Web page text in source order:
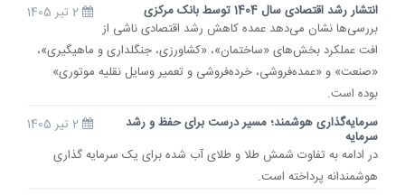
انتشار رشد اقتصادی سال 1404 توسط بانک مرکزی
بررسی‌ها نشان می‌دهد عمده کاهش رشد اقتصادی ناشی از
افت عملکرد بخش‌های «ساختمان»، «کشاورزی، جنگلداری و ماهیگیری»،
«صنعت» و «عمده‌فروشی، خرده‌فروشی و تعمیر وسایل نقلیه موتوری»
بوده است.
سرمایه‌گذاری هوشمند؛ مسیر درست برای حفظ و رشد
سرمایه
در ادامه به تفاوت شمش طلا و طلای آب شده برای یک سرمایه گذاری
هوشمندانه پرداخته است.